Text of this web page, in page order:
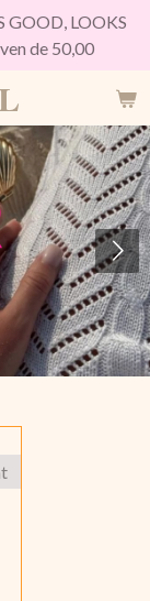
GOOD, LOOKS
de 50,00